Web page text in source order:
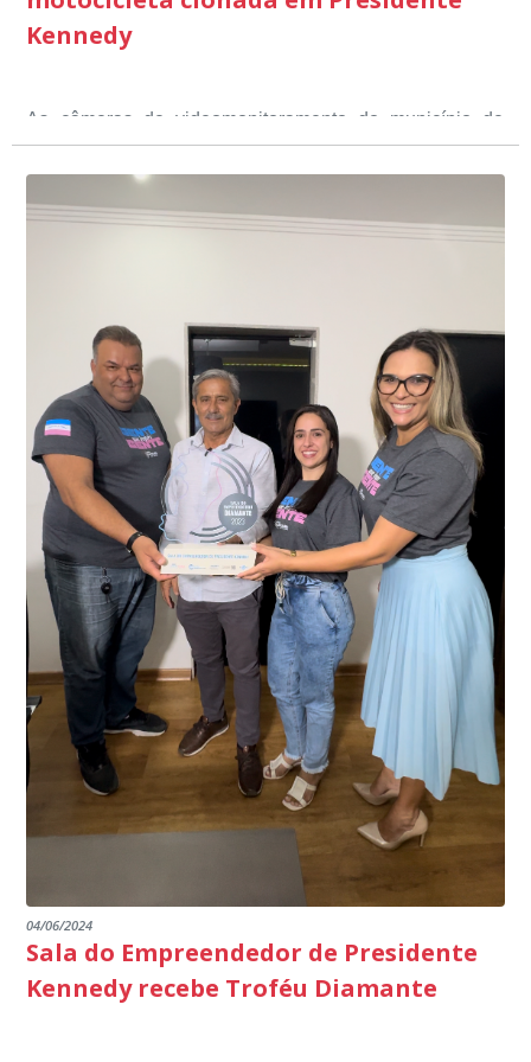
Kennedy
As câmeras de videomonitoramento do município de
Presidente Kennedy identificaram neste fim de semana,
01 de junho, uma motocicleta com indícios de
adulteração, imediatamente, a central de
videomonitoramento acionou a Guarda Civil Municipal,
Durante a abordagem a adulteração foi comprovada,
conta do sistema de videomonitoramento instalado
recentemente em todo o município de Presidente
Kennedy, o sistema é integrado com outros municípios
do país, sendo possível a identificação de veículos por
meio do cruzamento de informações, nesse caso
específico, com dados de uma cidade do Estado do Rio
de Janeiro.
“Mais de 100 câmeras foram instaladas na sede e no
interior de Presidente Kennedy, garantindo mais
segurança à população, seja nas ruas, no comércio, os
produtores agropecuários. Estamos no rumo certo,
parabéns a todos os servidores que contribuem para a
segurança da nossa cidade”, destaca o prefeito Dorlei
Fontão.
04/06/2024
Sala do Empreendedor de Presidente
Kennedy recebe Troféu Diamante